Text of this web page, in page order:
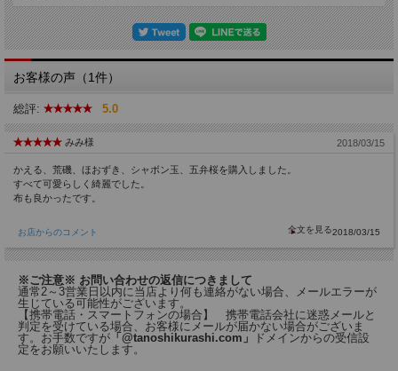
お客様の声（1件）
総評: 5.0
みみ様 2018/03/15
かえる、荒磯、ほおずき、シャボン玉、五弁桜を購入しました。
すべて可愛らしく綺麗でした。
布も良かったです。
お店からのコメント 2018/03/15
※ご注意※ お問い合わせの返信につきまして
通常2～3営業日以内に当店より何も連絡がない場合、メールエラーが
生じている可能性がございます。
【携帯電話・スマートフォンの場合】 携帯電話会社に迷惑メールと
判定を受けている場合、お客様にメールが届かない場合がございま
す。お手数ですが 「@tanoshikurashi.com」
ドメインからの受信設
定をお願いいたします。